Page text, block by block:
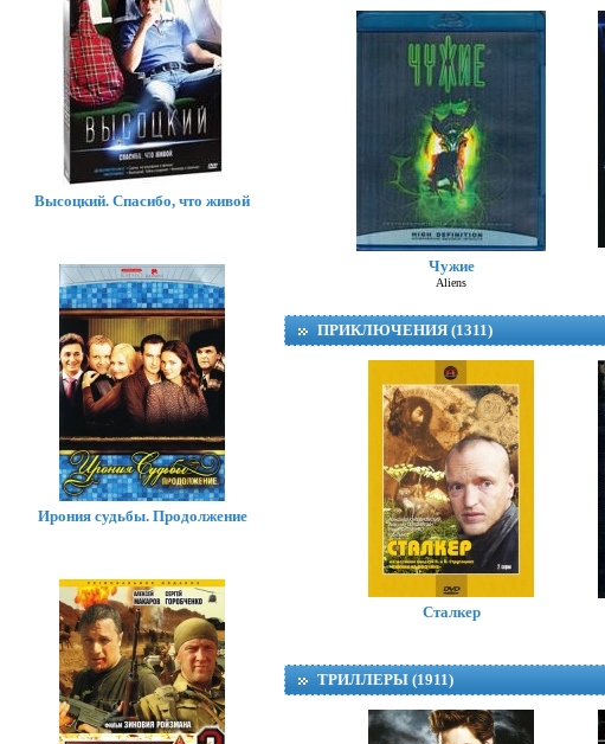
Чужие
Aliens
ПРИКЛЮЧЕНИЯ (1311)
Сталкер
ТРИЛЛЕРЫ (1911)
Высоцкий. Спасибо, что живой
Ирония судьбы. Продолжение